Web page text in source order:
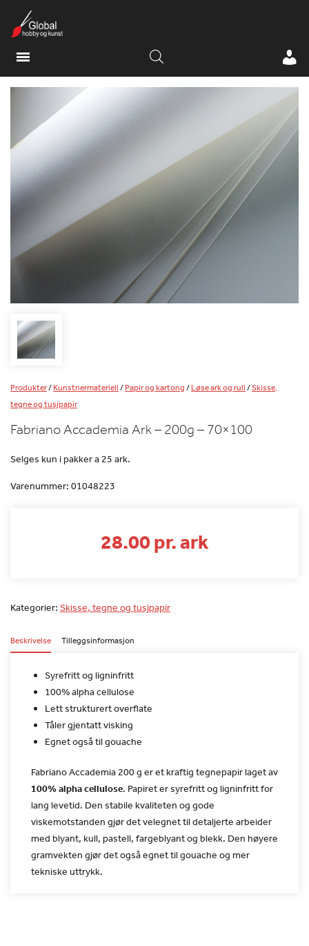
Produkter/Kunstnermateriell/Papir og kartong/Løse ark og rull/Skisse,
tegne og tusjpapir
Fabriano Accademia Ark – 200g – 70×100
Selges kun i pakker a 25 ark.
Varenummer: 01048223
28.00 pr. ark
Kategorier: Skisse, tegne og tusjpapir
Beskrivelse Tilleggsinformasjon
Syrefritt og ligninfritt
100% alpha cellulose
Lett strukturert overflate
Tåler gjentatt visking
Egnet også til gouache
Fabriano Accademia 200 g er et kraftig tegnepapir laget av
100% alpha cellulose. Papiret er syrefritt og ligninfritt for
lang levetid. Den stabile kvaliteten og gode
viskemotstanden gjør det velegnet til detaljerte arbeider
med blyant, kull, pastell, fargeblyant og blekk. Den høyere
gramvekten gjør det også egnet til gouache og mer
tekniske uttrykk.